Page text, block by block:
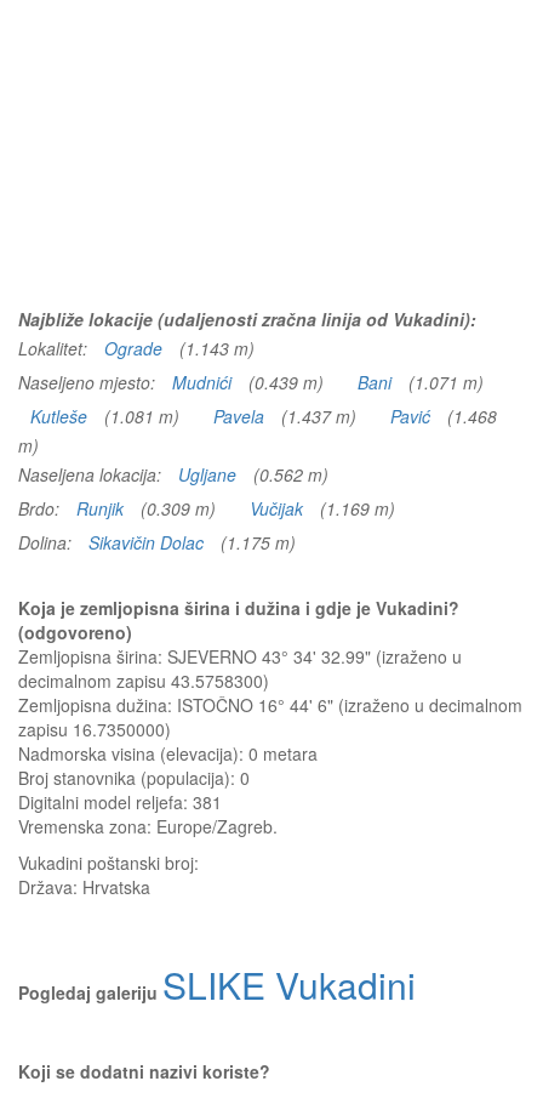
Najbliže lokacije (udaljenosti zračna linija od Vukadini):
Lokalitet:
Ograde
(1.143 m)
Naseljeno mjesto:
Mudnići (0.439 m) Bani
(1.071 m)
Kutleše
(1.081 m) Pavela (1.437 m) Pavić
(1.468
m)
Naseljena lokacija:
Ugljane
(0.562 m)
Brdo:
Runjik (0.309 m) Vučijak
(1.169 m)
Dolina:
Sikavičin Dolac (1.175 m)
Koja je zemljopisna širina i dužina i gdje je Vukadini?
(odgovoreno)
Zemljopisna širina: SJEVERNO 43° 34' 32.99" (izraženo u
decimalnom zapisu 43.5758300)
Zemljopisna dužina: ISTOČNO 16° 44' 6" (izraženo u decimalnom
zapisu 16.7350000)
Nadmorska visina (elevacija): 0 metara
Broj stanovnika (populacija): 0
Digitalni model reljefa: 381
Vremenska zona: Europe/Zagreb.
Vukadini poštanski broj:
Država: Hrvatska
Pogledaj galeriju SLIKE Vukadini
Koji se dodatni nazivi koriste?